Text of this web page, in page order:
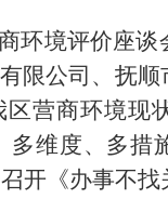
环境评价座谈
限公司、抚
营商环境现
维度、多措
开《办事不